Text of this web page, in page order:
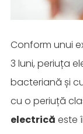
Conform unui
3 luni, periuța
bacteriană și
cu o periuță
electrică este